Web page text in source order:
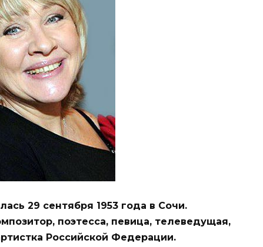
29 сентября 1953 года в Сочи.
поэтесса, певица, телеведущая,
Российской Федерации.